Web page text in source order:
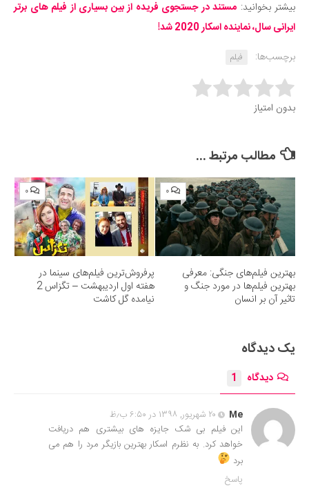
بیشتر بخوانید: مستند در جستجوی فریده از بین بسیاری از فیلم های برتر
ایرانی سال، نماینده اسکار 2020 شد!
برچسب‌ها:
فیلم
Rate this item:
بدون امتیاز
مطالب مرتبط ...
۰
بهترین فیلم‌های جنگی: معرفی
بهترین فیلم‌ها در مورد جنگ و
تاثیر آن بر انسان
۰
پرفروش‌ترین فیلم‌های سینما در
هفته اول اردیبهشت – تگزاس 2
نیامده گل کاشت
یک دیدگاه
دیدگاه 1
Me
۲۰ شهریور, ۱۳۹۸ در ۶:۵۰ ب٫ظ
این فیلم بی شک جایزه های بیشتری هم دریافت
خواهد کرد. به نظرم اسکار بهترین بازیگر مرد را هم می
برد
پاسخ